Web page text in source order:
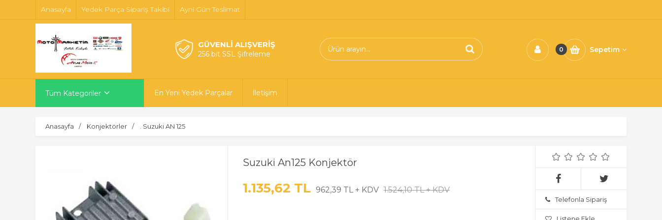
Anasayfa Yedek Parça Sipariş Takibi Ayni Gün Teslimat
GÜVENLİ ALIŞVERİŞ
256 bit SSL Şifreleme
0 Sepetim
Tüm Kategoriler En Yeni Yedek Parçalar İletişim
Anasayfa Konjektörler . Suzuki AN 125
Suzuki An125 Konjektör
1.135,62 TL 962,39 TL + KDV 1.524,10 TL + KDV
Telefonla Sipariş